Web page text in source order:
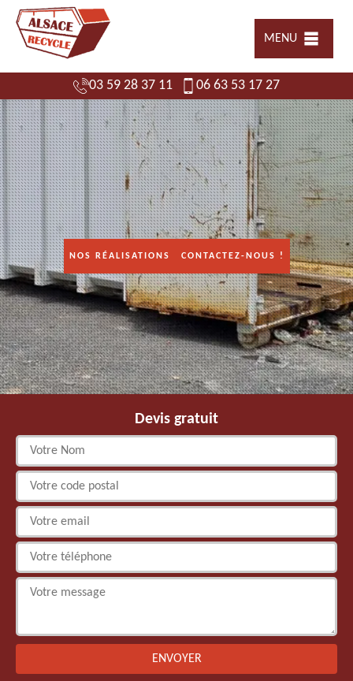
MENU
03 59 28 37 11 06 63 53 17 27
NOS RÉALISATIONS CONTACTEZ-NOUS !
Devis gratuit